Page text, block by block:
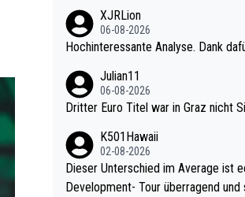
XJRLion
06-08-2026
Hochinteressante Analyse. Dank
Julian11
06-08-2026
Dritter Euro Titel war in Graz nicht
K501Hawaii
02-08-2026
Dieser Unterschied im Average ist echt krass!
Development- Tour überragend und